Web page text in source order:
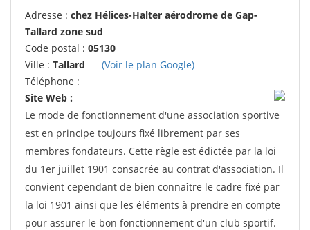
Adresse : chez Hélices-Halter aérodrome de Gap-
Tallard zone sud
Code postal : 05130
Ville : Tallard
(Voir le plan Google)
Téléphone :
Site Web :
Le mode de fonctionnement d'une association sportive
est en principe toujours fixé librement par ses
membres fondateurs. Cette règle est édictée par la loi
du 1er juillet 1901 consacrée au contrat d'association. Il
convient cependant de bien connaître le cadre fixé par
la loi 1901 ainsi que les éléments à prendre en compte
pour assurer le bon fonctionnement d'un club sportif.